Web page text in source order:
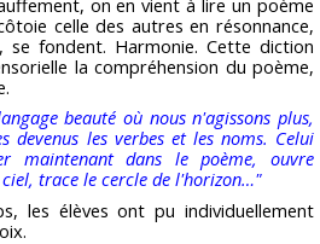
on en vient à lire un poème
celle des autres en résonnance,
fondent. Harmonie. Cette diction
la compréhension du poème,
beauté où nous n'agissons plus,
devenus les verbes et les noms. Celui
maintenant dans le poème, ouvre
trace le cercle de l'horizon…"
les élèves ont pu individuellement